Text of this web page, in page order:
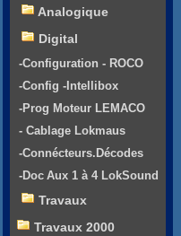
Analogique
Digital
-Configuration - ROCO
-Config -Intellibox
-Prog Moteur LEMACO
- Cablage Lokmaus
-Connécteurs.Décodes
-Doc Aux 1 à 4 LokSound
Travaux
Travaux 2000